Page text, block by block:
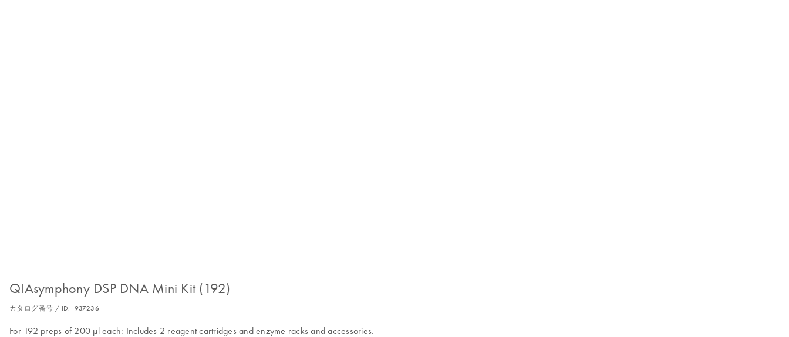
QIAsymphony DSP DNA Mini Kit (192)
カタログ番号 / ID. 937236
For 192 preps of 200 µl each: Includes 2 reagent cartridges and enzyme racks and accessories.